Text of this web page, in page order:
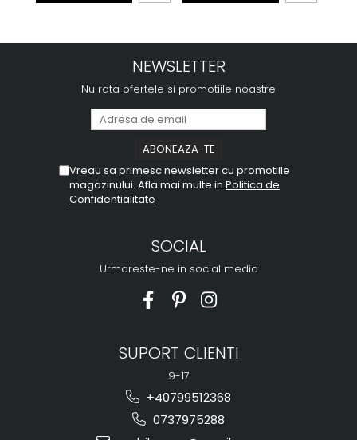
NEWSLETTER
Nu rata ofertele si promotiile noastre
Vreau sa primesc newsletter cu promotiile
magazinului. Afla mai multe in Politica de
Confidentialitate
SOCIAL
Urmareste-ne in social media
SUPORT CLIENTI
9-17
+40799512368
0737975288